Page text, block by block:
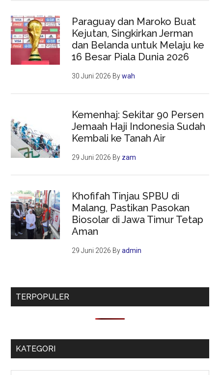
Paraguay dan Maroko Buat
Kejutan, Singkirkan Jerman
dan Belanda untuk Melaju ke
16 Besar Piala Dunia 2026
30 Juni 2026 Bywah
Kemenhaj: Sekitar 90 Persen
Jemaah Haji Indonesia Sudah
Kembali ke Tanah Air
29 Juni 2026 By zam
Khofifah Tinjau SPBU di
Malang, Pastikan Pasokan
Biosolar di Jawa Timur Tetap
Aman
29 Juni 2026 Byadmin
TERPOPULER
KATEGORI